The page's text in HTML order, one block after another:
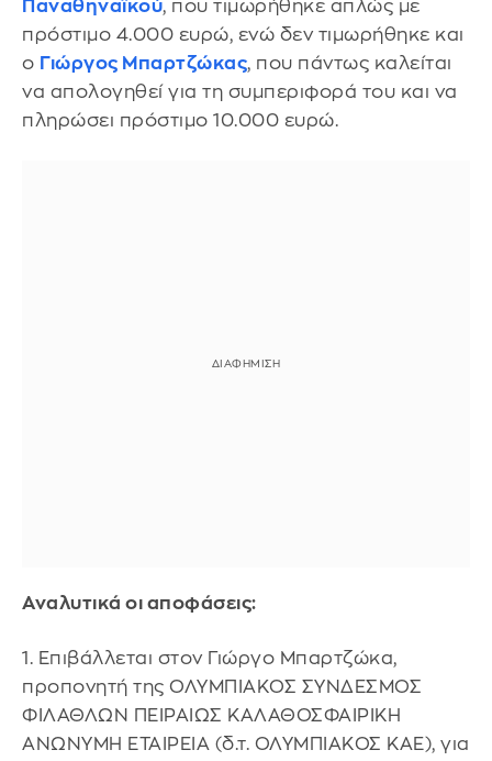
Παναθηναϊκού, που τιμωρήθηκε απλώς με
πρόστιμο 4.000 ευρώ, ενώ δεν τιμωρήθηκε και
ο Γιώργος Μπαρτζώκας, που πάντως καλείται
να απολογηθεί για τη συμπεριφορά του και να
πληρώσει πρόστιμο 10.000 ευρώ.
Αναλυτικά οι αποφάσεις:
1. Επιβάλλεται στον Γιώργο Μπαρτζώκα,
προπονητή της ΟΛΥΜΠΙΑΚΟΣ ΣΥΝΔΕΣΜΟΣ
ΦΙΛΑΘΛΩΝ ΠΕΙΡΑΙΩΣ ΚΑΛΑΘΟΣΦΑΙΡΙΚΗ
ΑΝΩΝΥΜΗ ΕΤΑΙΡΕΙΑ (δ.τ. ΟΛΥΜΠΙΑΚΟΣ ΚΑΕ), για